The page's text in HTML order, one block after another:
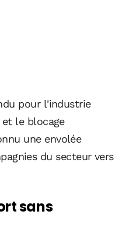
pour l'industrie
le blocage
une envolée
du secteur vers
sans